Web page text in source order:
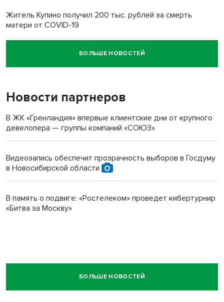
Житель Купино получил 200 тыс. рублей за смерть
матери от COVID-19
Новосибирский суд наказал водителя за смерть
пенсионерки на вокзале
БОЛЬШЕ НОВОСТЕЙ
Новости партнеров
В ЖК «Гренландия» впервые клиентские дни от крупного
девелопера — группы компаний «СОЮЗ»
Видеозапись обеспечит прозрачность выборов в Госдуму
в Новосибирской области
В память о подвиге: «Ростелеком» проведет кибертурнир
«Битва за Москву»
БОЛЬШЕ НОВОСТЕЙ